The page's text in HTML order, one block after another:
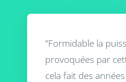
“Formidable la
provoquées par
cela fait des